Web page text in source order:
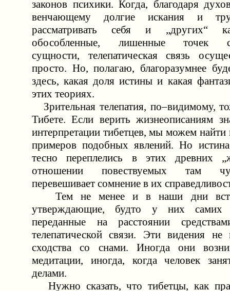
законов психики. Когда, благодаря
венчающему долгие искания и
рассматривать себя и „других“
обособленные, лишенные точек
сущности, телепатическая связь
просто. Но, полагаю, благоразумнее
здесь, какая доля истины и какая
этих теориях.
Зрительная телепатия, по–видимому,
Тибете. Если верить жизнеописаниям
интерпретации тибетцев, мы можем
примеров подобных явлений. Но
тесно переплелись в этих древних
отношении повествуемых там
перевешивает сомнение в их
Тем не менее и в наши дни
утверждающие, будто у них самих
переданные на расстоянии
телепатической связи. Эти видения не
сходства со снами. Иногда они
медитации, иногда, когда человек
делами.
Нужно сказать, что тибетцы, как